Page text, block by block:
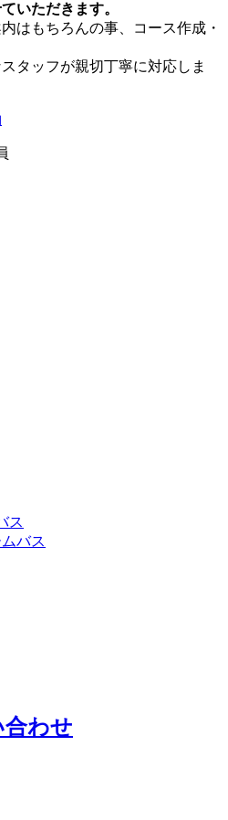
いただきます。
はもちろんの事、コース作成・
タッフが親切丁寧に対応しま
ス
バス
合わせ